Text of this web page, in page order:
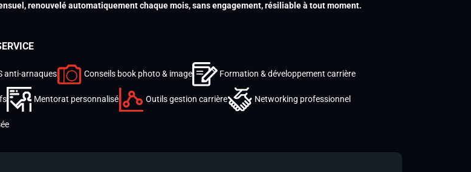
renouvelé automatiquement chaque mois, sans engagement, résiliable à tout moment.
anti-arnaques Conseils book photo & image Formation & développement carrière
Mentorat personnalisé Outils gestion carrière Networking professionnel